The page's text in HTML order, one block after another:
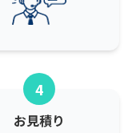
4
お見積り